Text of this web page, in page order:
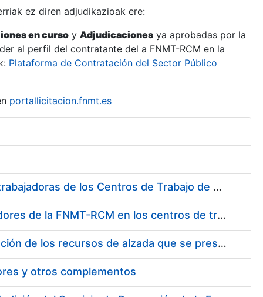
ez diren adjudikazioak ere:
en curso y Adjudicaciones ya aprobadas por la
al perfil del contratante del a FNMT-RCM en la
Plataforma de Contratación del Sector Público
portallicitacion.fnmt.es
Suministro de Protectores Auditivos a medida para las personas trabajadoras de los Centros de Trabajo de Madrid y Burgos
Suministro de gafas graduadas antiproyecciones para los trabajadores de la FNMT-RCM en los centros de trabajo de Madrid y Burgos
Servicios de una empresa externa para el asesoramiento y resolución de los recursos de alzada que se presentan relacionados con procesos de selección para la FNMT-RCM
y otros complementos